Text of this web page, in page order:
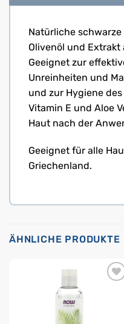
Natürliche
Olivenöl und Extrakt
Geeignet zur
Unreinheiten und
und zur Hygiene
Vitamin E und Aloe
Haut nach der
Geeignet für alle
Griechenland.
ÄHNLICHE PRODUKTE